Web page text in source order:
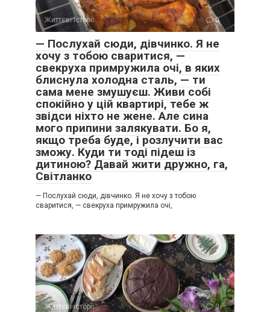
Життєві історії 0
— Послухай сюди, дівчинко. Я не
хочу з тобою сваритися, —
свекруха примружила очі, в яких
блиснула холодна сталь, — ти
сама мене змушуєш. Живи собі
спокійно у цій квартирі, тебе ж
звідси ніхто не жене. Але сина
мого припини залякувати. Бо я,
якщо треба буде, і розлучити вас
зможу. Куди ти тоді підеш із
дитиною? Давай жити дружно, га,
Світланко
— Послухай сюди, дівчинко. Я не хочу з тобою
сваритися, — свекруха примружила очі,
Життєві історії 0